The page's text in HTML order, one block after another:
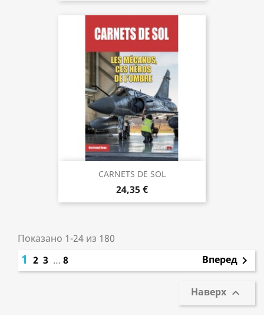
CARNETS DE SOL
24,35 €
Показано 1-24 из 180
1 2 3 … 8 Вперед 
Наверх 